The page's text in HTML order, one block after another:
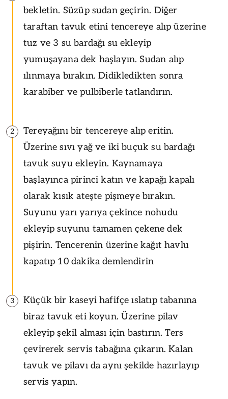
bekletin. Süzüp sudan geçirin. Diğer
taraftan tavuk etini tencereye alıp üzerine
tuz ve 3 su bardağı su ekleyip
yumuşayana dek haşlayın. Sudan alıp
ılınmaya bırakın. Didikledikten sonra
karabiber ve pulbiberle tatlandırın.
2
Tereyağını bir tencereye alıp eritin.
Üzerine sıvı yağ ve iki buçuk su bardağı
tavuk suyu ekleyin. Kaynamaya
başlayınca pirinci katın ve kapağı kapalı
olarak kısık ateşte pişmeye bırakın.
Suyunu yarı yarıya çekince nohudu
ekleyip suyunu tamamen çekene dek
pişirin. Tencerenin üzerine kağıt havlu
kapatıp 10 dakika demlendirin
3
Küçük bir kaseyi hafifçe ıslatıp tabanına
biraz tavuk eti koyun. Üzerine pilav
ekleyip şekil alması için bastırın. Ters
çevirerek servis tabağına çıkarın. Kalan
tavuk ve pilavı da aynı şekilde hazırlayıp
servis yapın.